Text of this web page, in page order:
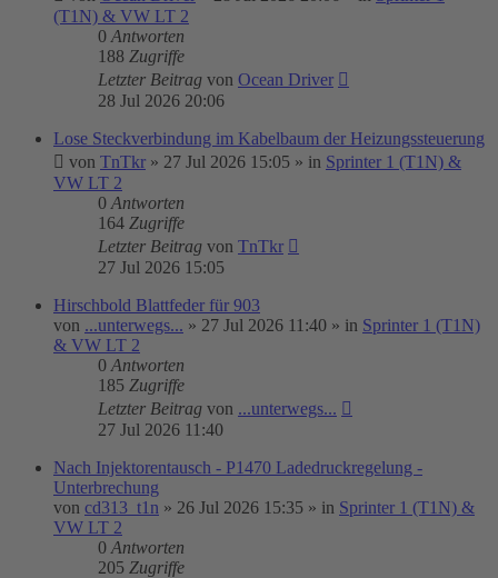
(T1N) & VW LT 2
0 Antworten
188 Zugriffe
Letzter Beitrag von Ocean Driver
28 Jul 2026 20:06
Lose Steckverbindung im Kabelbaum der Heizungssteuerung
von TnTkr » 27 Jul 2026 15:05 » in Sprinter 1 (T1N) &
VW LT 2
0 Antworten
164 Zugriffe
Letzter Beitrag von TnTkr
27 Jul 2026 15:05
Hirschbold Blattfeder für 903
von ...unterwegs... » 27 Jul 2026 11:40 » in Sprinter 1 (T1N)
& VW LT 2
0 Antworten
185 Zugriffe
Letzter Beitrag von ...unterwegs...
27 Jul 2026 11:40
Nach Injektorentausch - P1470 Ladedruckregelung -
Unterbrechung
von cd313_t1n » 26 Jul 2026 15:35 » in Sprinter 1 (T1N) &
VW LT 2
0 Antworten
205 Zugriffe